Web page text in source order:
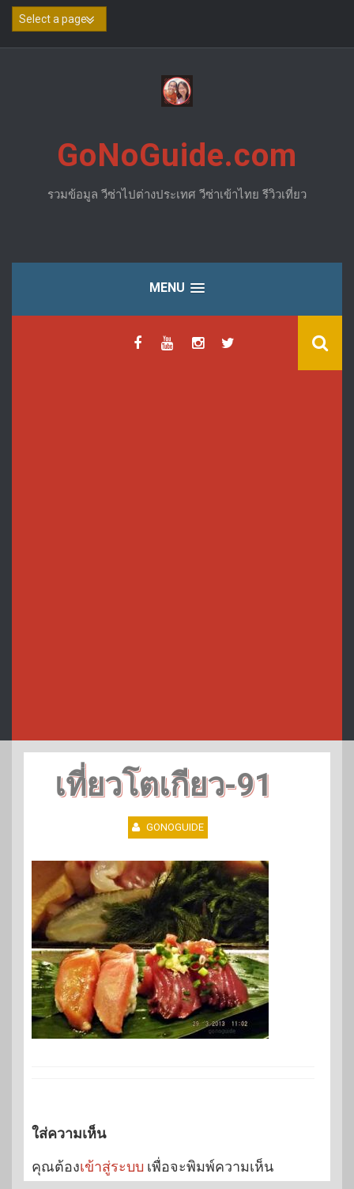
Skip
GoNoGuide.com
รวมข้อมูล วีซ่าไปต่างประเทศ วีซ่าเข้าไทย รีวิวเที่ยว
MENU
เที่ยวโตเกียว-91
GONOGUIDE
ใส่ความเห็น
คุณต้องเข้าสู่ระบบ เพื่อจะพิมพ์ความเห็น